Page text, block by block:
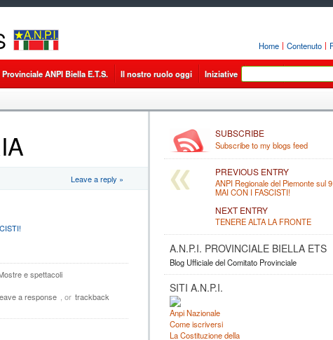
Home Contenuto
ANPI Biella E.T.S. Il nostro ruolo oggi Iniziative
Leave a reply »
e spettacoli
a response , or trackback
SUBSCRIBE
Subscribe to my blogs feed
PREVIOUS ENTRY
ANPI Regionale del Piemonte sul
MAI CON I FASCISTI!
NEXT ENTRY
TENERE ALTA LA FRONTE
A.N.P.I. PROVINCIALE BIELLA ETS
Blog Ufficiale del Comitato Provinciale
SITI A.N.P.I.
Anpi Nazionale
Come iscriversi
La Costituzione della